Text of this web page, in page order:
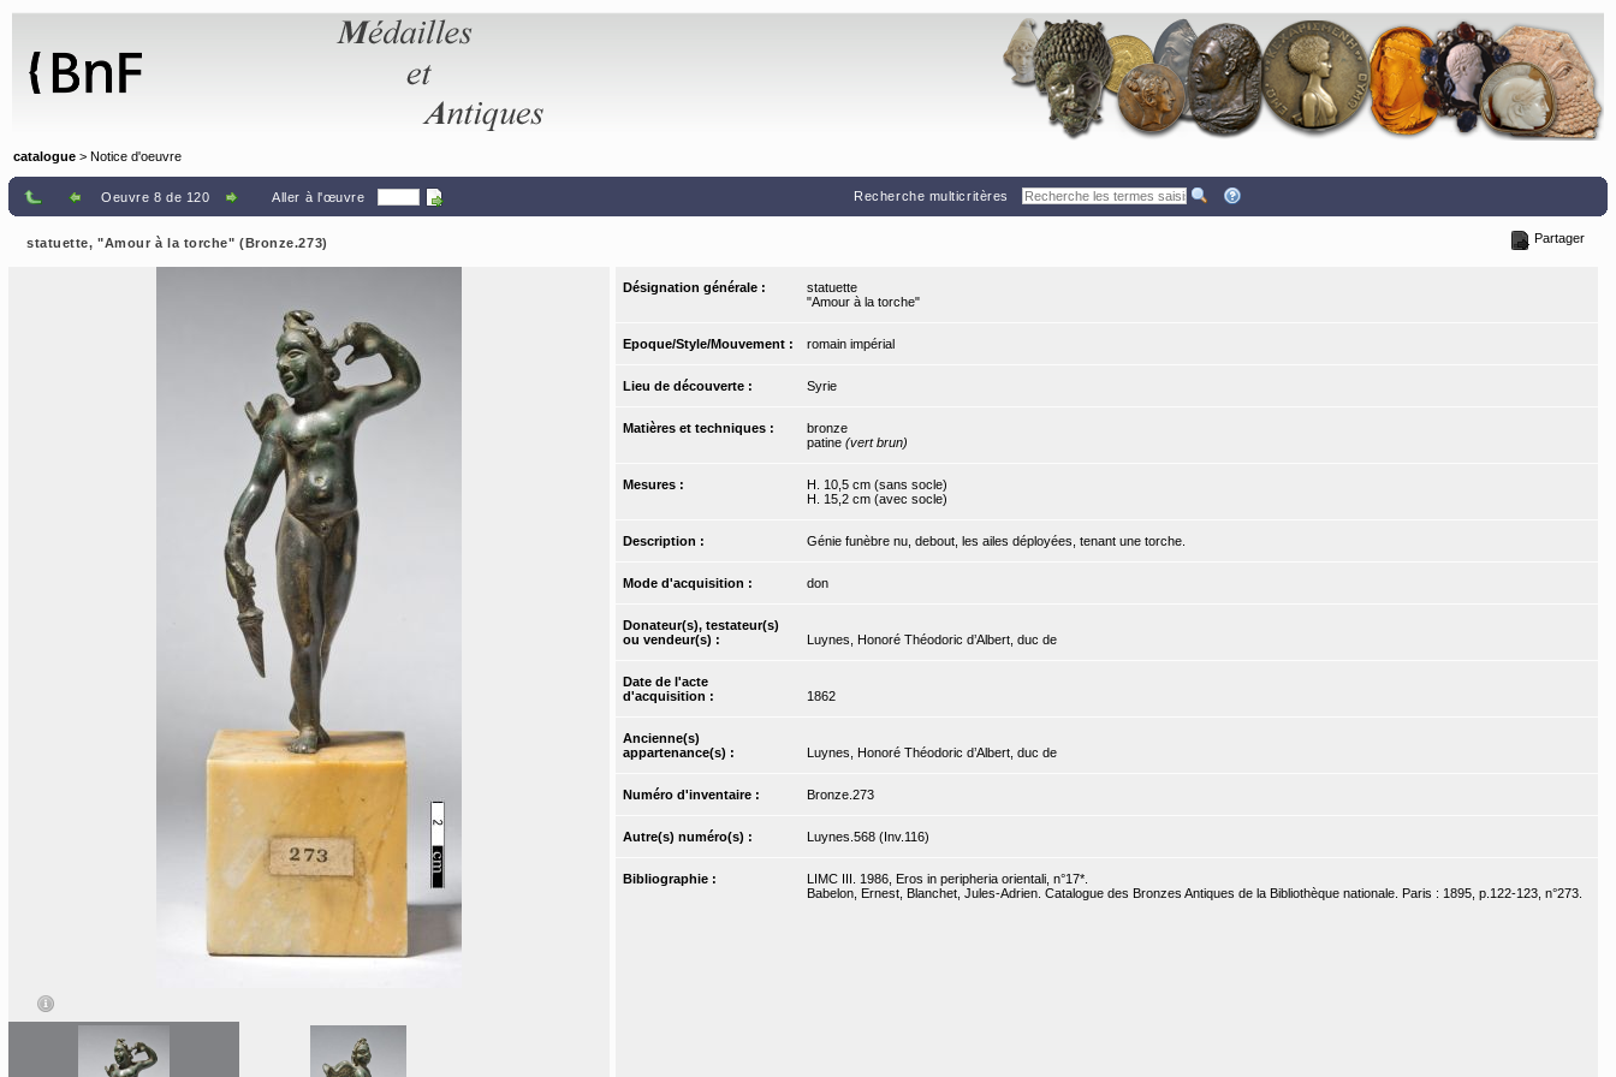
catalogue > Notice d'oeuvre
Oeuvre 8 de 120 Aller à l'œuvre Recherche multicritères
statuette, "Amour à la torche" (Bronze.273) Partager
Désignation générale :
statuette
"Amour à la torche"
Epoque/Style/Mouvement : romain impérial
Lieu de découverte : Syrie
Matières et techniques :
bronze
patine (vert brun)
Mesures :
H. 10,5 cm (sans socle)
H. 15,2 cm (avec socle)
Description : Génie funèbre nu, debout, les ailes déployées, tenant une torche.
Mode d'acquisition : don
Donateur(s), testateur(s)
ou vendeur(s) :
Luynes, Honoré Théodoric d’Albert, duc de
Date de l'acte
d'acquisition :
1862
Ancienne(s)
appartenance(s) :
Luynes, Honoré Théodoric d’Albert, duc de
Numéro d'inventaire : Bronze.273
Autre(s) numéro(s) : Luynes.568 (Inv.116)
Bibliographie :
LIMC III. 1986, Eros in peripheria orientali, n°17*.
Babelon, Ernest, Blanchet, Jules-Adrien. Catalogue des Bronzes Antiques de la Bibliothèque nationale. Paris : 1895, p.122-123, n°273.